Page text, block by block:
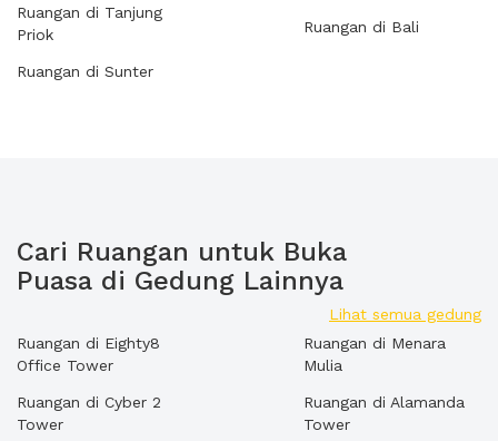
Ruangan di Tanjung
Priok
Ruangan di Sunter
Ruangan di Bali
Cari Ruangan untuk Buka
Puasa di Gedung Lainnya
Lihat semua gedung
Ruangan di Eighty8
Office Tower
Ruangan di Cyber 2
Tower
Ruangan di Menara
Mulia
Ruangan di Alamanda
Tower